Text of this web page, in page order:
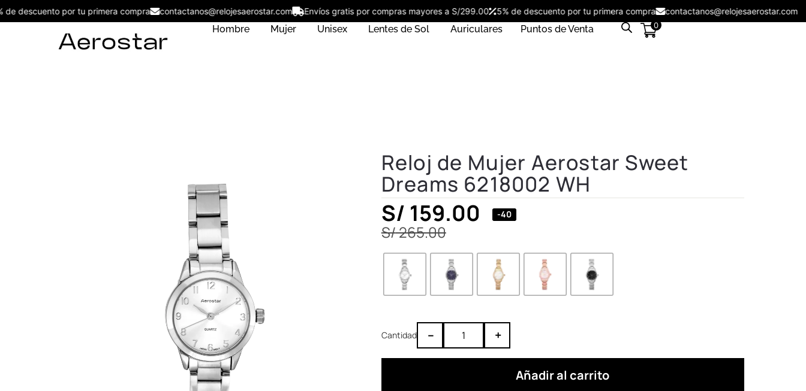
5% de descuento por tu primera compra contactanos@relojesaerostar.com Envíos gratis por compras mayores a S/299.00 5% de descuento por tu primera compra
Hombre Mujer Unisex Lentes de Sol Auriculares Puntos de Venta 0
Reloj de Mujer Aerostar Sweet
Dreams 6218002 WH
S/265.00
S/ 159.00 -40
– +
Añadir al carrito